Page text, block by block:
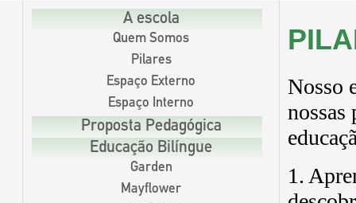
A escola
Quem Somos
Pilares
Espaço Externo
Espaço Interno
Proposta Pedagógica
Educação Bilíngue
Garden
Mayflower
Nosso
nossas
1.